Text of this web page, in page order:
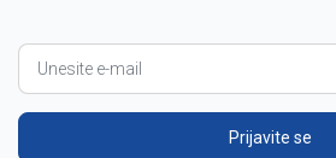
Prijavite se